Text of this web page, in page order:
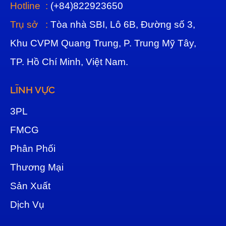
Hotline : (+84)822923650
Trụ sở : Tòa nhà SBI, Lô 6B, Đường số 3,
Khu CVPM Quang Trung, P. Trung Mỹ Tây,
TP. Hồ Chí Minh, Việt Nam.
LĨNH VỰC
3PL
FMCG
Phân Phối
Thương Mại
Sản Xuất
Dịch Vụ